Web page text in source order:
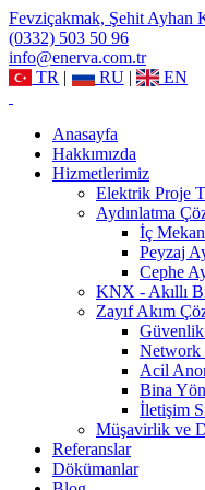
Fevziçakmak, Şehit Ayhan
(0332) 503 50 96
info@enerva.com.tr
TR | RU | EN
Anasayfa
Hakkımızda
Hizmetlerimiz
Elektrik Proje
Aydınlatma
İç
Peyzaj
Cephe
KNX - Akıllı
Zayıf Akım
Network
Acil
Bina
İletişim
Müşavirlik ve
Referanslar
Dökümanlar